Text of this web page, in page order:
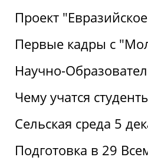
Проект
Первые кадры с
Научно-
Чему учатся
Сельская среда 5
Подготовка в 29